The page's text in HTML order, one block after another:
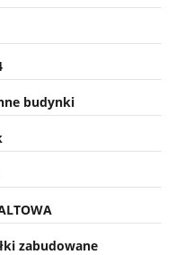
budynki
zabudowane